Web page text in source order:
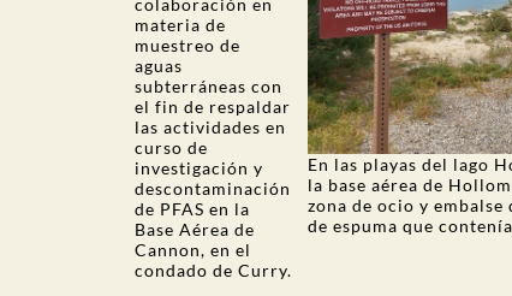
En las playas del lago
la base aérea de
zona de ocio y
de espuma que
colaboración en
materia de
muestreo de
aguas
subterráneas con
el fin de respaldar
las actividades en
curso de
investigación y
descontaminación
de PFAS en la
Base Aérea de
Cannon, en el
condado de Curry.